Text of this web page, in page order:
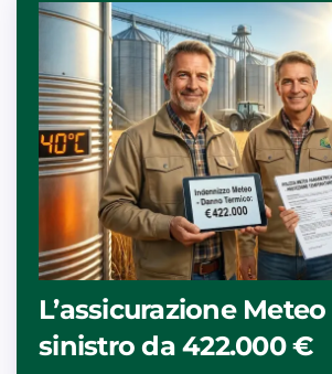
L’assicurazione
sinistro da 422.000 €